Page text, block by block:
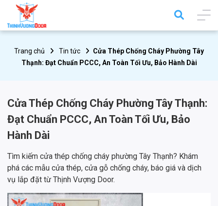
Trang chủ Tin tức
Cửa Thép Chống Cháy Phường Tây
Thạnh: Đạt Chuẩn PCCC, An Toàn Tối Ưu, Bảo Hành Dài
Cửa Thép Chống Cháy Phường Tây Thạnh:
Đạt Chuẩn PCCC, An Toàn Tối Ưu, Bảo
Hành Dài
Tìm kiếm cửa thép chống cháy phường Tây Thạnh? Khám
phá các mẫu cửa thép, cửa gỗ chống cháy, báo giá và dịch
vụ lắp đặt từ Thịnh Vượng Door.